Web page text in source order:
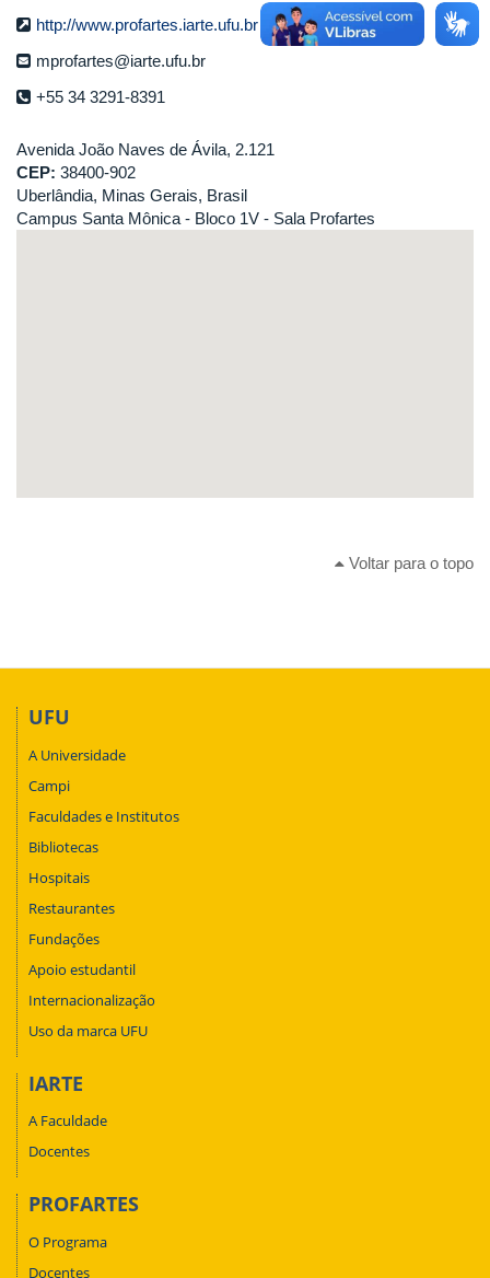
http://www.profartes.iarte.ufu.br
mprofartes@iarte.ufu.br
+55 34 3291-8391
Avenida João Naves de Ávila, 2.121
CEP: 38400-902
Uberlândia, Minas Gerais, Brasil
Campus Santa Mônica - Bloco 1V - Sala Profartes
Voltar para o topo
UFU
A Universidade
Campi
Faculdades e Institutos
Bibliotecas
Hospitais
Restaurantes
Fundações
Apoio estudantil
Internacionalização
Uso da marca UFU
IARTE
A Faculdade
Docentes
PROFARTES
O Programa
Docentes